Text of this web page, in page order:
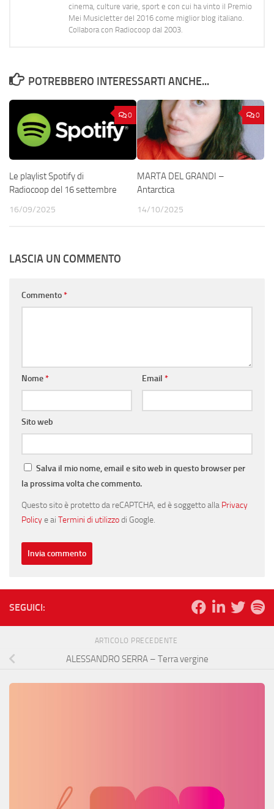
cinema, culture varie, sport e con cui ha vinto il Premio
Mei Musicletter del 2016 come miglior blog italiano.
Collabora con Radiocoop dal 2003.
POTREBBERO INTERESSARTI ANCHE...
0
Le playlist Spotify di
Radiocoop del 16 settembre
16/09/2025
0
MARTA DEL GRANDI –
Antarctica
14/10/2025
LASCIA UN COMMENTO
Commento*
Nome* Email *
Sito web
Salva il mio nome, email e sito web in questo browser per
la prossima volta che commento.
Questo sito è protetto da reCAPTCHA, ed è soggetto alla Privacy
Policye ai Termini di utilizzodi Google.
SEGUICI:
ARTICOLO PRECEDENTE
ALESSANDRO SERRA – Terra vergine